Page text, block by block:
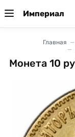
Империал
Главная
Монета 10